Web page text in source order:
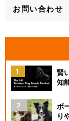
お問い合わせ
賢
知
ボ
り